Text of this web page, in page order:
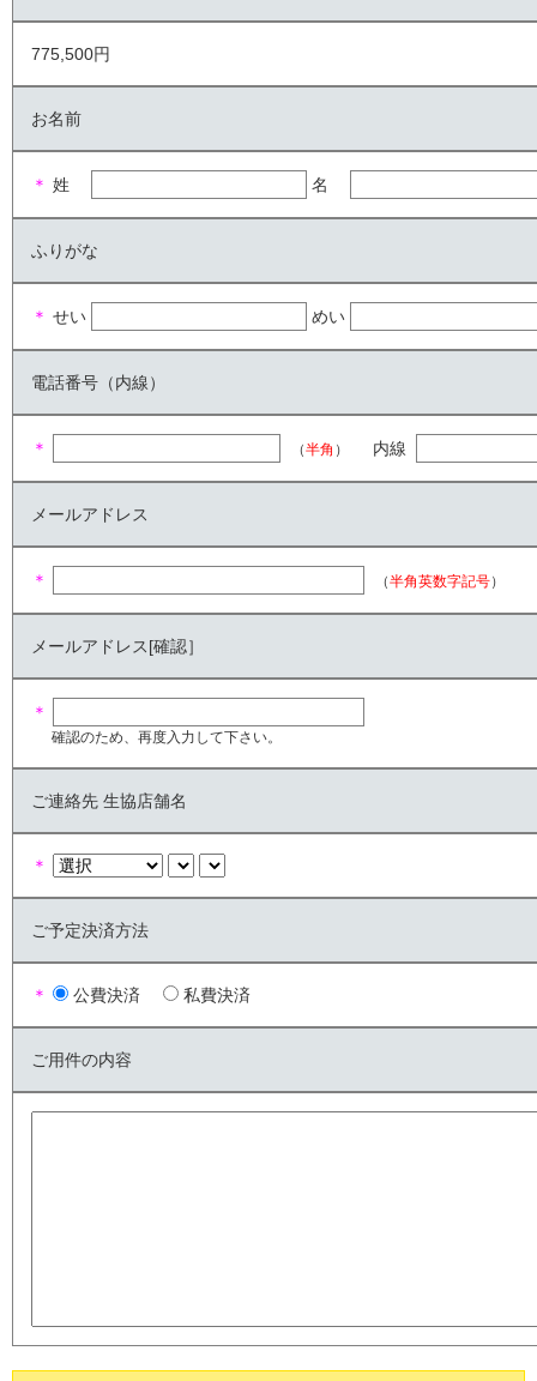
775,500円
お名前
＊ 姓 名
ふりがな
＊ せい めい
電話番号（内線）
＊ （半角 ） 内線
メールアドレス
＊ （半角英数字記号）
メールアドレス[確認］
＊
確認のため、再度入力して下さい。
ご連絡先 生協店舗名
＊
ご予定決済方法
＊ 公費決済 私費決済
ご用件の内容